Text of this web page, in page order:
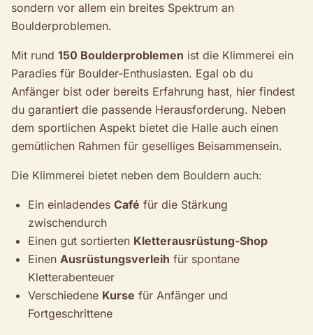
sondern vor allem ein breites Spektrum an
Boulderproblemen.
Mit rund 150 Boulderproblemen ist die Klimmerei ein
Paradies für Boulder-Enthusiasten. Egal ob du
Anfänger bist oder bereits Erfahrung hast, hier findest
du garantiert die passende Herausforderung. Neben
dem sportlichen Aspekt bietet die Halle auch einen
gemütlichen Rahmen für geselliges Beisammensein.
Die Klimmerei bietet neben dem Bouldern auch:
Ein einladendes Café für die Stärkung
zwischendurch
Einen gut sortierten Kletterausrüstung-Shop
Einen Ausrüstungsverleih für spontane
Kletterabenteuer
Verschiedene Kurse für Anfänger und
Fortgeschrittene